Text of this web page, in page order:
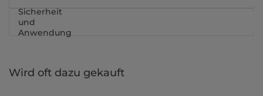
Sicherheit
und
Anwendung
Wird oft dazu gekauft